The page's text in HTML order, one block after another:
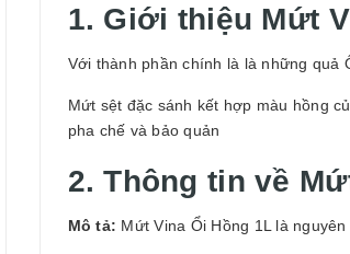
1. Giới thiệu Mứt
Với thành phần chính là là những quả
Mứt sệt đặc sánh kết hợp màu hồng
pha chế và bảo quản
2. Thông tin về
Mô tả: Mứt Vina Ổi Hồng 1L là
BIỆT 50G - ROYAL I
NGUYÊN LIỆU PHA
CHẾ - TOBEE FOOD